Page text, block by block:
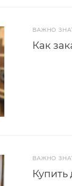
ВАЖНО
Как
ВАЖНО